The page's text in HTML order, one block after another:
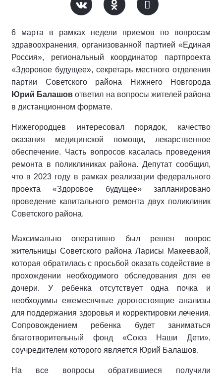
6 марта в рамках недели приемов по вопросам
здравоохранения, организованной партией «Единая
Россия», региональный координатор партпроекта
«Здоровое будущее», секретарь местного отделения
партии Советского района Нижнего Новгорода
Юрий Балашов ответил на вопросы жителей района
в дистанционном формате.
Нижегородцев интересовал порядок, качество
оказания медицинской помощи, лекарственное
обеспечение. Часть вопросов касалась проведения
ремонта в поликлиниках района. Депутат сообщил,
что в 2023 году в рамках реализации федерального
проекта «Здоровое будущее» запланировано
проведение капитального ремонта двух поликлиник
Советского района.
Максимально оперативно был решен вопрос
жительницы Советского района Ларисы Макееваой,
которая обратилась с просьбой оказать содействие в
прохождении необходимого обследования для ее
дочери. У ребенка отсутствует одна почка и
необходимы ежемесячные дорогостоящие анализы
для поддержания здоровья и корректировки лечения.
Сопровождением ребенка будет заниматься
благотворительный фонд «Союз Наши Дети»,
соучредителем которого является Юрий Балашов.
На все вопросы обратившиеся получили